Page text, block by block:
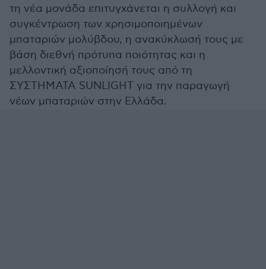
τη νέα μονάδα επιτυγχάνεται η συλλογή και
συγκέντρωση των χρησιμοποιημένων
μπαταριών μολύβδου, η ανακύκλωσή τους με
βάση διεθνή πρότυπα ποιότητας και η
μελλοντική αξιοποίησή τους από τη
ΣΥΣΤΗΜΑΤΑ SUNLIGHT για την παραγωγή
νέων μπαταριών στην Ελλάδα.